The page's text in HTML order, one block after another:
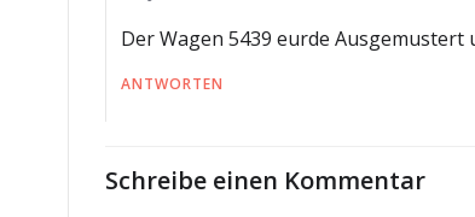
Der Wagen 5439 eurde Ausgemustert
ANTWORTEN
Schreibe einen Kommentar